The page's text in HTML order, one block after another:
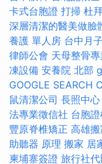
卡式台胞證 打掃 杜
深層清潔的醫美做臉
養護 單人房 台中月
律師公會 天母整骨專
凍設備 安養院 北部
GOOGLE SEARCH
鼠清潔公司 長照中心
法專業徵信社 台胞
豐原脊椎矯正 高雄搬
助聽器 原理 搬家 居
柬埔寨簽證 旅行社